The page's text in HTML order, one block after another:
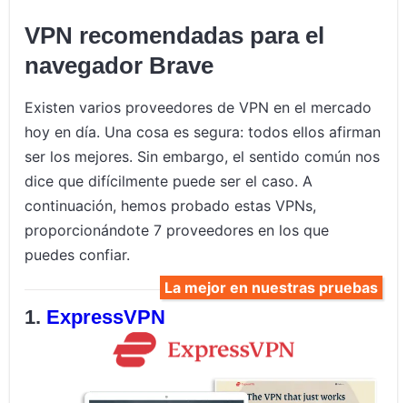
VPN recomendadas para el
navegador Brave
Existen varios proveedores de VPN en el mercado
hoy en día. Una cosa es segura: todos ellos afirman
ser los mejores. Sin embargo, el sentido común nos
dice que difícilmente puede ser el caso. A
continuación, hemos probado estas VPNs,
proporcionándote 7 proveedores en los que
puedes confiar.
La mejor en nuestras pruebas
ExpressVPN